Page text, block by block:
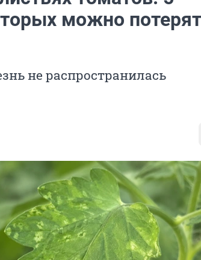
можно
не распространилась